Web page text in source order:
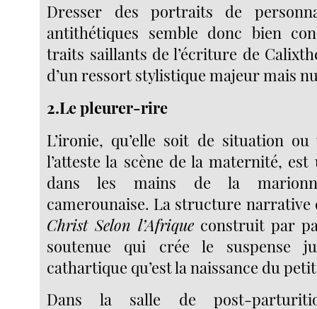
Dresser des portraits de
antithétiques semble donc bien
traits saillants de l’écriture de
d’un ressort stylistique majeur mais
2.Le pleurer-rire
L’ironie, qu’elle soit de situation ou
l’atteste la scène de la maternité,
dans les mains de la
camerounaise. La structure
Christ Selon l’Afrique construit par
soutenue qui crée le suspense
cathartique qu’est la naissance du
Dans la salle de post-